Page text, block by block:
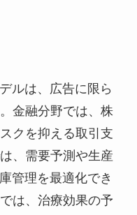
ルは、広告に限ら
金融分野では、株
クを抑える取引支
、需要予測や生産
管理を最適化でき
は、治療効果の予